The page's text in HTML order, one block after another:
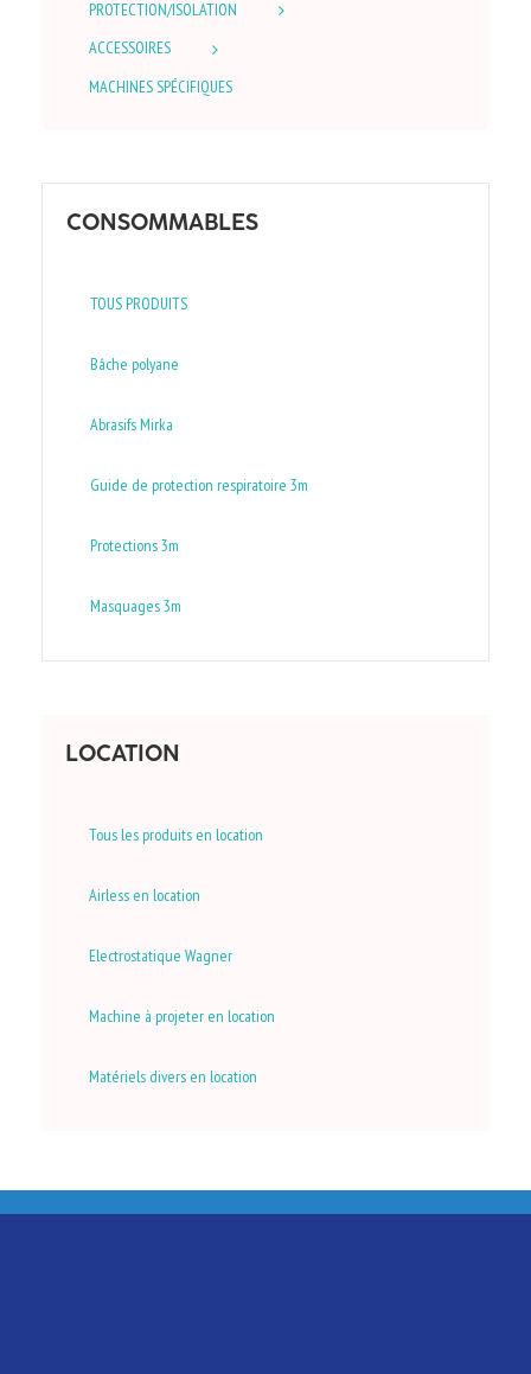
PROTECTION/ISOLATION
ACCESSOIRES
MACHINES SPÉCIFIQUES
CONSOMMABLES
TOUS PRODUITS
Bâche polyane
Abrasifs Mirka
Guide de protection respiratoire 3m
Protections 3m
Masquages 3m
LOCATION
Tous les produits en location
Airless en location
Electrostatique Wagner
Machine à projeter en location
Matériels divers en location